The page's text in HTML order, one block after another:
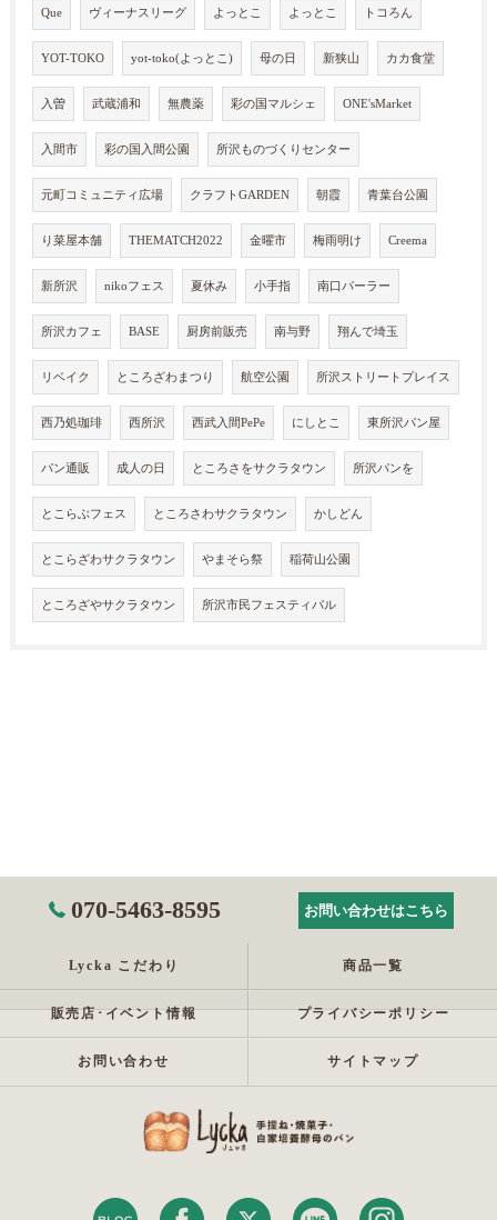
Que ヴィーナスリーグ よっとこ よっとこ トコろん
YOT-TOKO yot-toko(よっとこ) 母の日 新狭山 カカ食堂
入曽 武蔵浦和 無農薬 彩の国マルシェ ONE'sMarket
入間市 彩の国入間公園 所沢ものづくりセンター
元町コミュニティ広場 クラフトGARDEN 朝霞 青葉台公園
り菜屋本舗 THEMATCH2022 金曜市 梅雨明け Creema
新所沢 nikoフェス 夏休み 小手指 南口パーラー
所沢カフェ BASE 厨房前販売 南与野 翔んで埼玉
リベイク ところざわまつり 航空公園 所沢ストリートプレイス
西乃処珈琲 西所沢 西武入間PePe にしとこ 東所沢パン屋
パン通販 成人の日 ところさをサクラタウン 所沢パンを
とこらぶフェス ところさわサクラタウン かしどん
とこらざわサクラタウン やまそら祭 稲荷山公園
ところざやサクラタウン 所沢市民フェスティバル
070-5463-8595 お問い合わせはこちら
Lycka こだわり 商品一覧
販売店･イベント情報 プライバシーポリシー
お問い合わせ サイトマップ